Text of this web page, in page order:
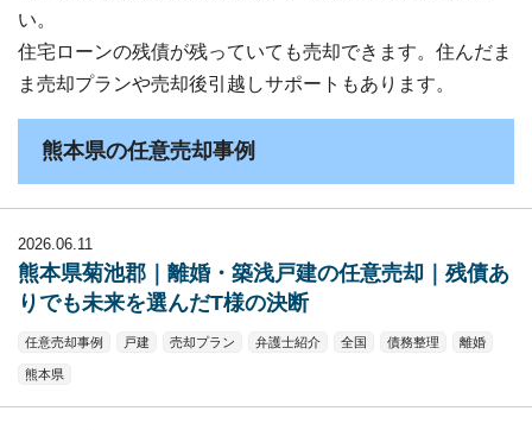
い。
住宅ローンの残債が残っていても売却できます。住んだま
ま売却プランや売却後引越しサポートもあります。
熊本県の任意売却事例
2026.06.11
熊本県菊池郡｜離婚・築浅戸建の任意売却｜残債あ
りでも未来を選んだT様の決断
任意売却事例 戸建 売却プラン 弁護士紹介 全国 債務整理 離婚
熊本県